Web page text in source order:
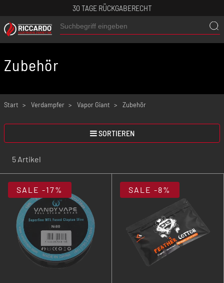
30 TAGE RÜCKGABERECHT
Zubehör
Start Verdampfer Vapor Giant Zubehör
SORTIEREN
5 Artikel
SALE -17% SALE -8%